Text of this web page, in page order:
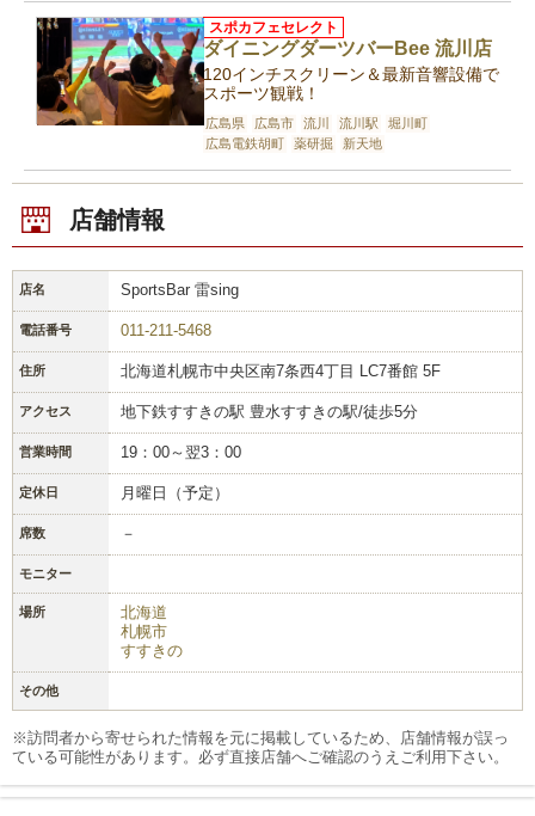
ダイニングダーツバーBee 流川店
スポカフェセレクト
120インチスクリーン＆最新音響設備で
スポーツ観戦！
広島県 広島市 流川 流川駅
堀川町
広島電鉄胡町
薬研掘 新天地
店舗情報
店名 SportsBar 雷sing
電話番号 011-211-5468
住所 北海道札幌市中央区南7条西4丁目 LC7番館 5F
アクセス 地下鉄すすきの駅 豊水すすきの駅/徒歩5分
営業時間 19：00～翌3：00
定休日 月曜日（予定）
席数 －
モニター
場所
北海道
札幌市
すすきの
その他
※訪問者から寄せられた情報を元に掲載しているため、店舗情報が誤っ
ている可能性があります。必ず直接店舗へご確認のうえご利用下さい。